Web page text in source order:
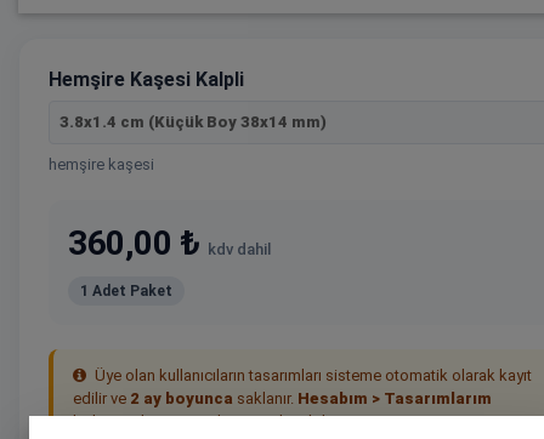
Hemşire Kaşesi Kalpli
3.8x1.4 cm (Küçük Boy 38x14 mm)
hemşire kaşesi
360,00 ₺ kdv dahil
1 Adet Paket
Üye olan kullanıcıların tasarımları sisteme otomatik olarak kayıt
edilir ve 2 ay boyunca saklanır. Hesabım > Tasarımlarım
bölümünden tasarımlarınıza ulaşabilirsiniz.